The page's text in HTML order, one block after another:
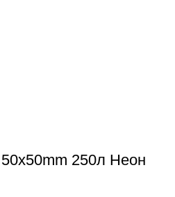
250л Неон